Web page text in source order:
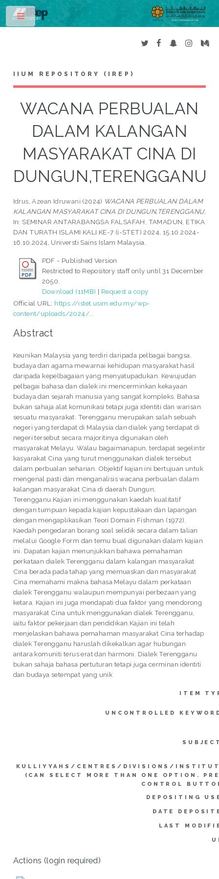
IIUM REPOSITORY (IREP)
WACANA PERBUALAN
DALAM KALANGAN
MASYARAKAT CINA DI
DUNGUN,TERENGGANU
Idrus, Azean Idruwani (2024) WACANA PERBUALAN DALAM
KALANGAN MASYARAKAT CINA DI DUNGUN,TERENGGANU.
In: SEMINAR ANTARABANGSA FALSAFAH, TAMADUN, ETIKA
DAN TURATH ISLAMI KALI KE-7 (i-STET) 2024, 15.10.2024-
16.10.2024, Universti Sains Islam Malaysia.
PDF - Published Version
Restricted to Repository staff only until 31 December
2050.
Download (11MB) | Request a copy
Official URL: https://istet.usim.edu.my/wp-
content/uploads/2024/...
Abstract
Keunikan Malaysia yang terdiri daripada pelbagai bangsa,
budaya dan agama mewarnai kehidupan masyarakat hasil
daripada kepelbagaian yang menyatupadukan. Kewujudan
pelbagai bahasa dan dialek ini mencerminkan kekayaan
budaya dan sejarah manusia yang sangat kompleks. Bahasa
bukan sahaja alat komunikasi tetapi juga identiti dan warisan
sesuatu masyarakat. Terengganu merupakan salah sebuah
negeri yang terdapat di Malaysia dan dialek yang terdapat di
negeri tersebut secara majoritinya digunakan oleh
masyarakat Melayu. Walau bagaimanapun, terdapat segelintir
kasyarakat Cina yang turut menggunakan dialek tersebut
dalam perbualan seharian. Objektif kajian ini bertujuan untuk
mengenal pasti dan menganalisis wacana perbualan dalam
kalangan masyarakat Cina di daerah Dungun,
Terengganu.Kajian ini menggunakan kaedah kualitatif
dengan tumpuan kepada kajian kepustakaan dan lapangan
dengan mengaplikasikan Teori Domain Fishman (1972).
Kaedah pengedaran borang soal selidik secara dalam talian
melalui Google Form dan temu bual digunakan dalam kajian
ini. Dapatan kajian menunjukkan bahawa pemahaman
perkataan dialek Terengganu dalam kalangan masyarakat
Cina berada pada tahap yang memuaskan dan masyarakat
Cina memahami makna bahasa Melayu dalam perkataan
dialek Terengganu walaupun mempunyai perbezaan yang
ketara. Kajian ini juga mendapati dua faktor yang mendorong
masyarakat Cina untuk menggunakan dialek Terengganu,
iaitu faktor pekerjaan dan pendidikan.Kajian ini telah
menjelaskan bahawa pemahaman masyarakat Cina terhadap
dialek Terengganu haruslah dikekalkan agar hubungan
antara komuniti terus erat dan harmoni. Dialek Terengganu
bukan sahaja bahasa pertuturan tetapi juga cerminan identiti
dan budaya setempat yang unik
ITEM
UNCONTROLLED
KULLIYYAHS/CENTRES/DIVISIONS/
(CAN SELECT MORE THAN ONE OPTION.
CONTROL
DEPOSITING
DATE
LAST
Actions (login required)
Toggle